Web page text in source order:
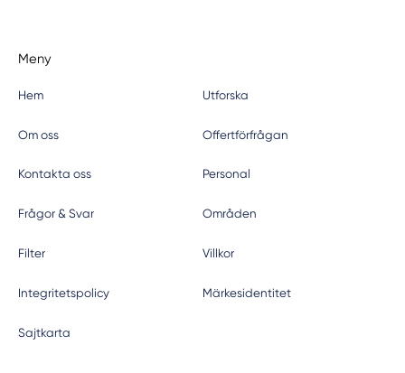
Meny
Hem Utforska
Om oss Offertförfrågan
Kontakta oss Personal
Frågor & Svar Områden
Filter Villkor
Integritetspolicy Märkesidentitet
Sajtkarta